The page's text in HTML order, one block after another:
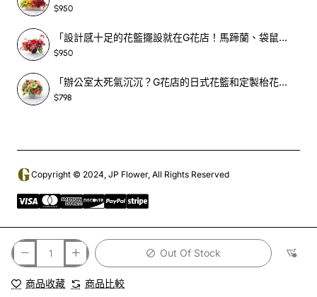
Out Of Stock
商品收藏 商品比較
$950
「設計感十足的花籃擺設就在G花店！馬蹄蘭、袋鼠爪、罌粟花，為你的重大場合增光添彩！」-SF209
$950
「辦公室太死氣沉沉？G花店的日式花籃和定製枱花，為你帶來新鮮感！」-SF465
$798
Copyright © 2024, JP Flower, All Rights Reserved